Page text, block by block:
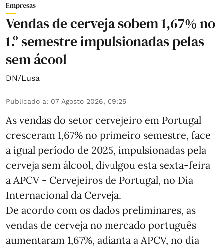
Empresas
Vendas de cerveja sobem 1,67% no
1.º semestre impulsionadas pelas
sem ácool
DN/Lusa
Publicado a: 07 Agosto 2026, 09:25
As vendas do setor cervejeiro em Portugal
cresceram 1,67% no primeiro semestre, face
a igual período de 2025, impulsionadas pela
cerveja sem álcool, divulgou esta sexta-feira
a APCV - Cervejeiros de Portugal, no Dia
Internacional da Cerveja.
De acordo com os dados preliminares, as
vendas de cerveja no mercado português
aumentaram 1,67%, adianta a APCV, no dia